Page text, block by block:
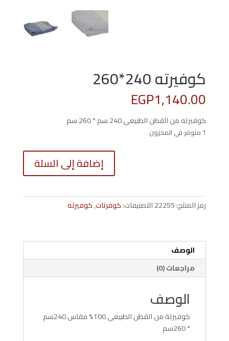
كوفيرته 240*260
EGP1,140.00
كوفيرته من القطن الطبيعي 240 سم * 260 سم
1 متوفر في المخزون
كمية
240*260
إضافة إلى السلة
رمز المنتج:22255التصنيفات:كوفرتات,كوفيرته
الوصف
مراجعات (0)
الوصف
كوفيرتة من القطن الطبيعي 100% مقاس 240سم
* 260سم